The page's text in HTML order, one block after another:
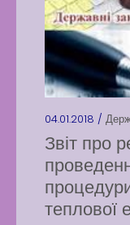
04.01.2018 /
Звіт про
теплової